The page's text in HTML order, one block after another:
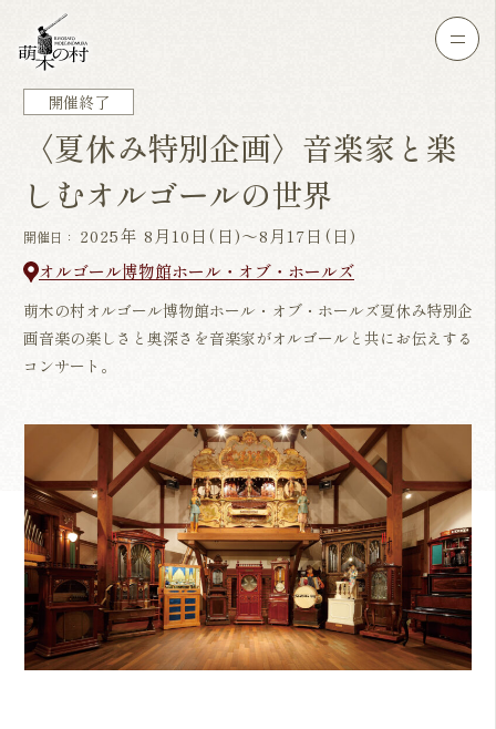
開催終了
〈夏休み特別企画〉音楽家と楽
しむオルゴールの世界
開催日： 2025年 8月10日(日)～8月17日(日)
オルゴール博物館ホール・オブ・ホールズ
萌木の村オルゴール博物館ホール・オブ・ホールズ夏休み特別企
画音楽の楽しさと奥深さを音楽家がオルゴールと共にお伝えする
コンサート。